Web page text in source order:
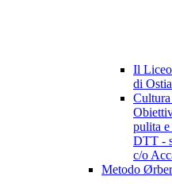
Il
di
pulita
DTT -
c/o
Metodo